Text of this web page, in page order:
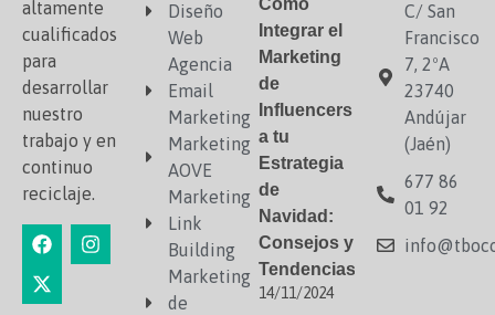
altamente
cualificados
para
desarrollar
nuestro
trabajo y en
continuo
reciclaje.
Diseño
Web
Agencia
Email
Marketing
Marketing
AOVE
Marketing
Link
Building
Marketing
de
Cómo
Integrar el
Marketing
de
Influencers
a tu
Estrategia
de
Navidad:
Consejos y
Tendencias
14/11/2024
C/ San
Francisco
7, 2ºA
23740
Andújar
(Jaén)
677 86
01 92